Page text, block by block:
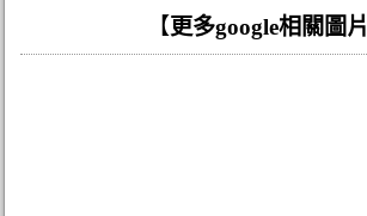
【 更多google相關圖片